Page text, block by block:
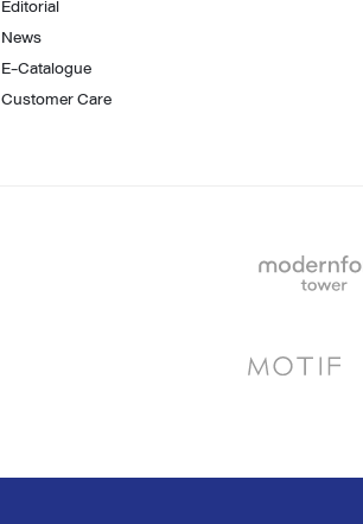
Editorial
News
E-Catalogue
Customer Care